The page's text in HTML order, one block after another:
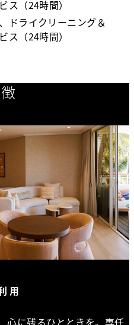
ス（24時間）
ドライクリーニング＆
ス（24時間）
用